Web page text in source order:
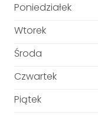
Poniedziałek
Wtorek
Środa
Czwartek
Piątek